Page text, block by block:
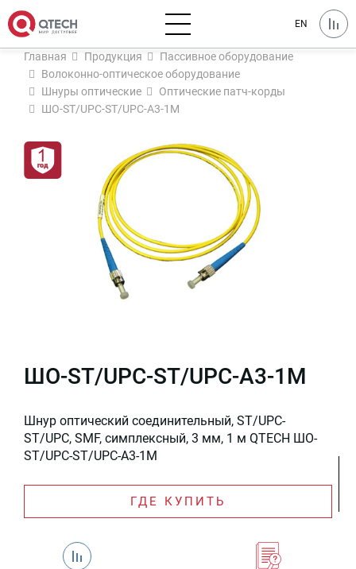
EN
Главная Продукция
Пассивное оборудование
Волоконно-оптическое оборудование
Шнуры оптические
Оптические патч-корды
ШО-ST/UPC-ST/UPC-A3-1M
ШО-ST/UPC-ST/UPC-A3-1M
Шнур оптический соединительный, ST/UPC-
ST/UPC, SMF, симплексный, 3 мм, 1 м QTECH ШО-
ST/UPC-ST/UPC-A3-1M
ГДЕ КУПИТЬ